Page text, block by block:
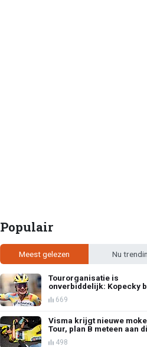
Populair
Meest gelezen Nu
Tourorganisatie is
onverbiddelijk: Kopecky
669
Visma krijgt nieuwe
Tour, plan B meteen aan
498